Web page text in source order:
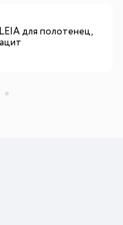
для полотенец,